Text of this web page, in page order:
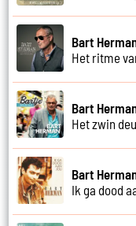
Bart
Het ritme
Bart
Het zwin
Bart
Ik ga dood